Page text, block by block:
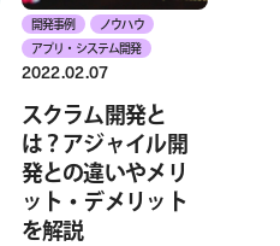
開発事例
ノウハウ
アプリ・システム開発
2022.02.07
スクラム開発と
は？アジャイル開
発との違いやメリ
ット・デメリット
を解説